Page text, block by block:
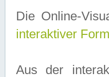
Die Online-
interaktiver Form
Aus der